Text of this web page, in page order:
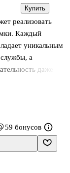
реализовать
Каждый
уникальным
а
даже
стиле, что
Размер одного
шармы удобно
бубенчиков
8мм 50шт
микс цветов
Купить
59 бонусов